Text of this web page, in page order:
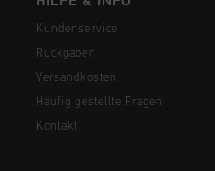
Kundenservice
Rückgaben
Versandkosten
Häufig gestellte Fragen
Kontakt